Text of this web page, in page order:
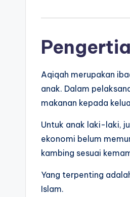
Aqiqah merupakan
anak. Dalam
makanan kepada
Untuk anak laki-laki,
ekonomi belum
kambing sesuai
Yang terpenting
Islam.